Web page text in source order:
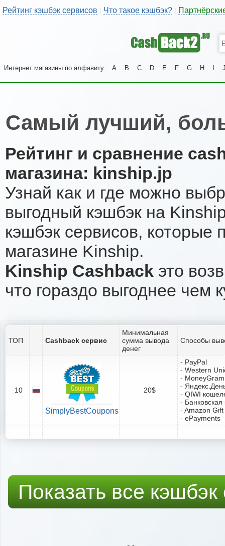
Рейтинг кэшбэк сервисов | Что такое кэшбэк?
Интернет магазины по алфавиту: A B C D E F G H
Самый лучший,
Рейтинг и сравнение
магазина: kinship.jp
Узнай как и где можно
выгодный кэшбэк на
кэшбэк сервисов, которые
магазине Kinship.
Kinship Cashback это
что гораздо выгоднее чем
ТОП Cashback сервис
Минимальная
сумма вывода
денег
Способы
10
SimplyBestCoupons
20$
- PayPal
- Western
- MoneyGram
-
- QIWI
-
- Amazon
- ePayments
Показать все